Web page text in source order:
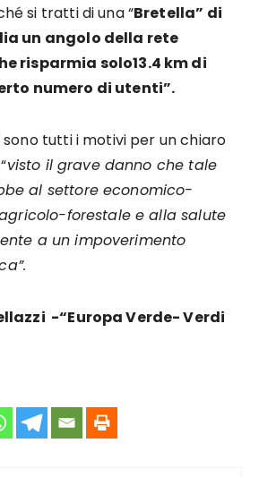
si tratti di una “Bretella” di
un angolo della rete
risparmia solo13.4 km di
numero di utenti”.
tutti i motivi per un chiaro
visto il grave danno che tale
al settore economico-
forestale e alla salute
a un impoverimento
-“Europa Verde- Verdi